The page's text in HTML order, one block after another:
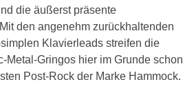
die äußerst präsente
den angenehm zurückhaltenden
Klavierleads streifen die
Metal-Gringos hier im Grunde schon
Post-Rock der Marke Hammock.